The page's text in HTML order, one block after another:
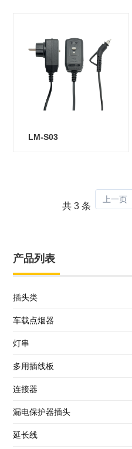
LM-S03
共 3 条
上一页
产品列表
插头类
车载点烟器
灯串
多用插线板
连接器
漏电保护器插头
延长线